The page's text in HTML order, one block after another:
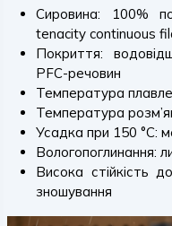
Сировина: 100%
tenacity continuous
Покриття:
PFC-речовин
Температура
Температура
Усадка при 150 °C:
Вологопоглинання:
Висока стійкість
зношування